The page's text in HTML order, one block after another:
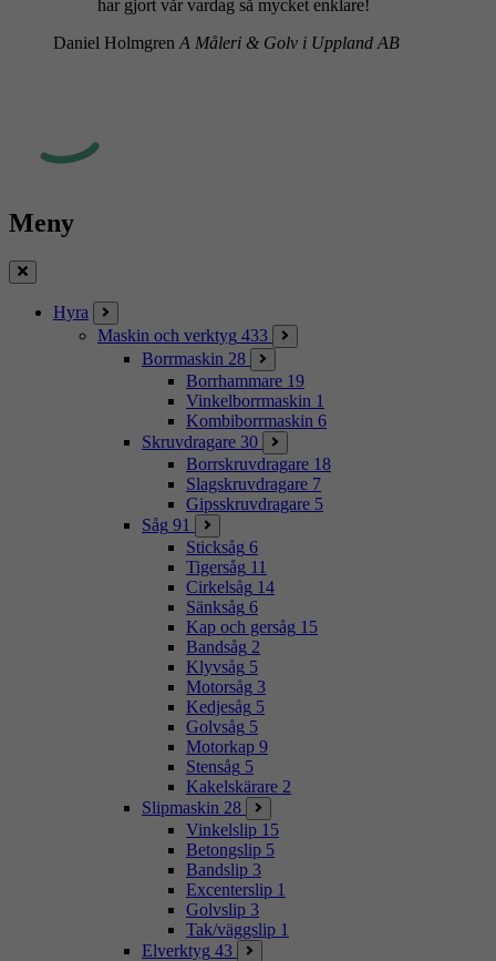
har gjort vår vardag så mycket enklare!
Daniel Holmgren A Måleri & Golv i Uppland AB
Meny
Stäng
Hyra
Maskin och verktyg 433
Borrmaskin 28
Borrhammare 19
Vinkelborrmaskin 1
Kombiborrmaskin 6
Skruvdragare 30
Borrskruvdragare 18
Slagskruvdragare 7
Gipsskruvdragare 5
Såg 91
Sticksåg 6
Tigersåg 11
Cirkelsåg 14
Sänksåg 6
Kap och gersåg 15
Bandsåg 2
Klyvsåg 5
Motorsåg 3
Kedjesåg 5
Golvsåg 5
Motorkap 9
Stensåg 5
Kakelskärare 2
Slipmaskin 28
Vinkelslip 15
Betongslip 5
Bandslip 3
Excenterslip 1
Golvslip 3
Tak/väggslip 1
Elverktyg 43